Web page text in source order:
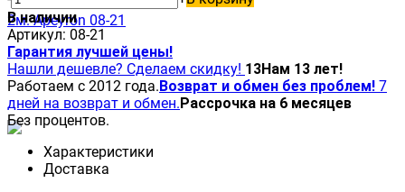
В наличии
Артикул: 08-21
Гарантия лучшей цены!
Нашли дешевле? Сделаем скидку! 13Нам 13 лет!
Работаем с 2012 года.Возврат и обмен без проблем! 7
дней на возврат и обмен.Рассрочка на 6 месяцев
Без процентов.
Характеристики
Доставка